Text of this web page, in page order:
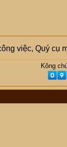
việc, Quý cụ
Kông